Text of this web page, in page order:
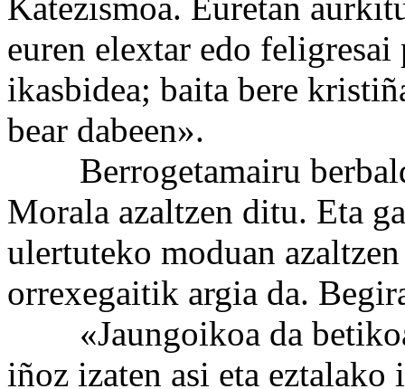
euren elextar edo feligresai
ikasbidea; baita bere
bear dabeen».
Berrogetamairu
Morala azaltzen ditu. Eta
ulertuteko moduan
orrexegaitik argia da.
«Jaungoikoa da
iñoz izaten asi eta